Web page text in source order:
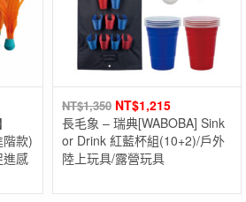
款)
進感
NT$1,350 NT$1,215
長毛象 – 瑞典[WABOBA] Sink
or Drink 紅藍杯組(10+2)/戶外
陸上玩具/露營玩具